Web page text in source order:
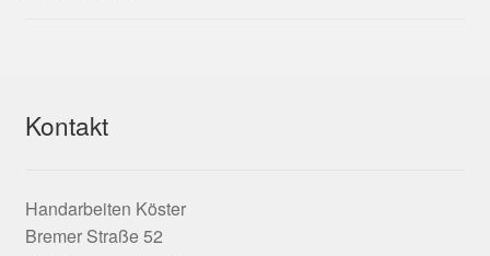
Kontakt
Handarbeiten Köster
Bremer Straße 52